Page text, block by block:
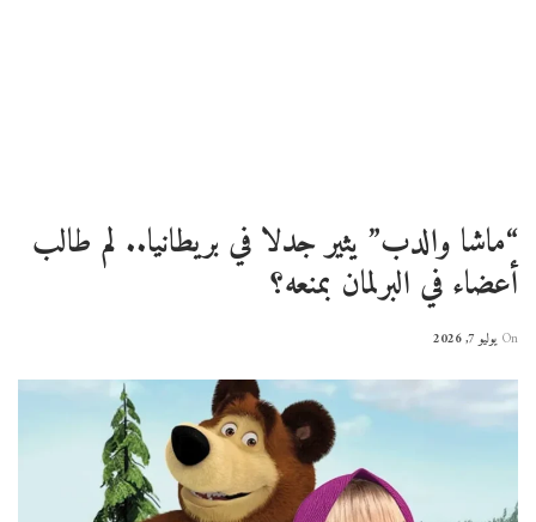
“ماشا والدب” يثير جدلا في بريطانيا.. لم طالب
أعضاء في البرلمان بمنعه؟
On يوليو 7, 2026